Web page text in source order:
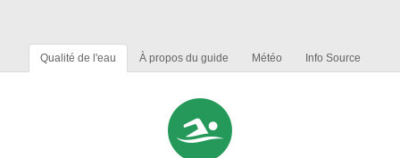
Qualité de l'eau À propos du guide Météo Info Source